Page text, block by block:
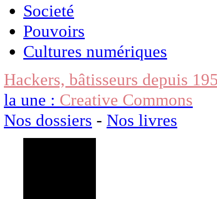
Societé
Pouvoirs
Cultures numériques
Hackers, bâtisseurs depuis
la une : Creative Commons
Nos dossiers - Nos livres